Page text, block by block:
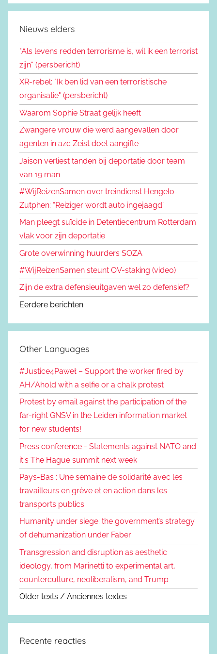
Nieuws elders
"Als levens redden terrorisme is, wil ik een terrorist
zijn" (persbericht)
XR-rebel: "Ik ben lid van een terroristische
organisatie" (persbericht)
Waarom Sophie Straat gelijk heeft
Zwangere vrouw die werd aangevallen door
agenten in azc Zeist doet aangifte
Jaison verliest tanden bij deportatie door team
van 19 man
#WijReizenSamen over treindienst Hengelo-
Zutphen: “Reiziger wordt auto ingejaagd”
Man pleegt suïcide in Detentiecentrum Rotterdam
vlak voor zijn deportatie
Grote overwinning huurders SOZA
#WijReizenSamen steunt OV-staking (video)
Zijn de extra defensieuitgaven wel zo defensief?
Eerdere berichten
Other Languages
#Justice4Paweł – Support the worker fired by
AH/Ahold with a selfie or a chalk protest
Protest by email against the participation of the
far-right GNSV in the Leiden information market
for new students!
Press conference - Statements against NATO and
it's The Hague summit next week
Pays-Bas : Une semaine de solidarité avec les
travailleurs en grève et en action dans les
transports publics
Humanity under siege: the government’s strategy
of dehumanization under Faber
Transgression and disruption as aesthetic
ideology, from Marinetti to experimental art,
counterculture, neoliberalism, and Trump
Older texts / Anciennes textes
Recente reacties